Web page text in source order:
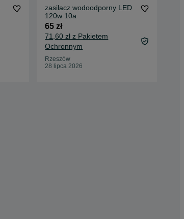
zasilacz wodoodporny LED
120w 10a
65 zł
71,60 zł z Pakietem
Ochronnym
Rzeszów
28 lipca 2026